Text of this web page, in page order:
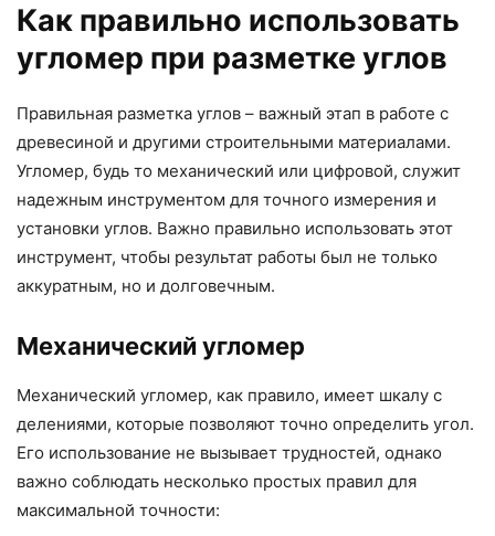
Как правильно использовать
угломер при разметке углов
Правильная разметка углов – важный этап в работе с
древесиной и другими строительными материалами.
Угломер, будь то механический или цифровой, служит
надежным инструментом для точного измерения и
установки углов. Важно правильно использовать этот
инструмент, чтобы результат работы был не только
аккуратным, но и долговечным.
Механический угломер
Механический угломер, как правило, имеет шкалу с
делениями, которые позволяют точно определить угол.
Его использование не вызывает трудностей, однако
важно соблюдать несколько простых правил для
максимальной точности: